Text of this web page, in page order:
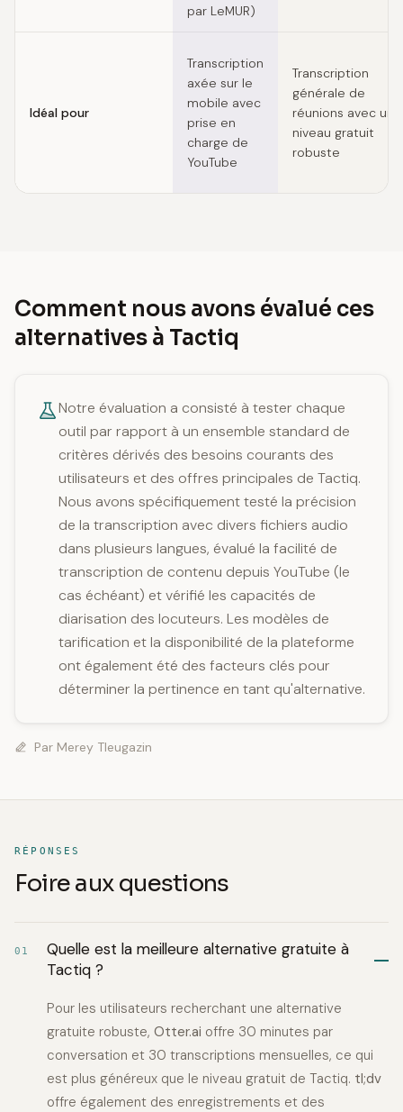
par LeMUR)
Idéal pour
Transcription
axée sur le
mobile avec
prise en
charge de
YouTube
Transcription
générale de
réunions avec un
niveau gratuit
robuste
Comment nous avons évalué ces
alternatives à Tactiq
Notre évaluation a consisté à tester chaque
outil par rapport à un ensemble standard de
critères dérivés des besoins courants des
utilisateurs et des offres principales de Tactiq.
Nous avons spécifiquement testé la précision
de la transcription avec divers fichiers audio
dans plusieurs langues, évalué la facilité de
transcription de contenu depuis YouTube (le
cas échéant) et vérifié les capacités de
diarisation des locuteurs. Les modèles de
tarification et la disponibilité de la plateforme
ont également été des facteurs clés pour
déterminer la pertinence en tant qu'alternative.
Par Merey Tleugazin
RÉPONSES
Foire aux questions
01
Quelle est la meilleure alternative gratuite à
Tactiq ?
Pour les utilisateurs recherchant une alternative
gratuite robuste, Otter.ai offre 30 minutes par
conversation et 30 transcriptions mensuelles, ce qui
est plus généreux que le niveau gratuit de Tactiq. tl;dv
offre également des enregistrements et des